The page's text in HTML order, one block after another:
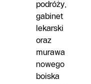
podróży,
gabinet
lekarski
oraz
murawa
nowego
boiska